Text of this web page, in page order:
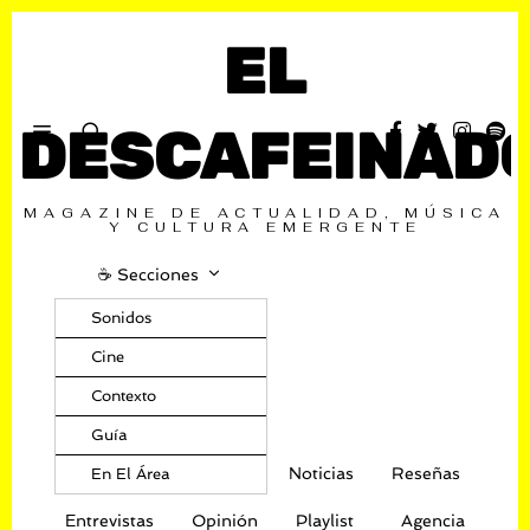
EL
MAGAZINE DE ACTUALIDAD, MÚSICA
Y CULTURA EMERGENTE
☕️ Secciones
Sonidos
Cine
Contexto
Guía
En El Área Noticias Reseñas
Entrevistas Opinión Playlist Agencia